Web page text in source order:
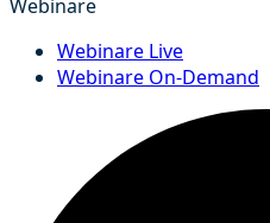
Webinare
Webinare Live
Webinare On-Demand